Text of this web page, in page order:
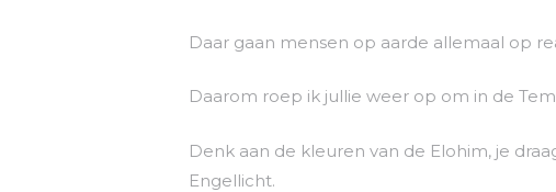
Daar gaan mensen op aarde allemaal op
Daarom roep ik jullie weer op om in de
Denk aan de kleuren van de Elohim, je
Engellicht.